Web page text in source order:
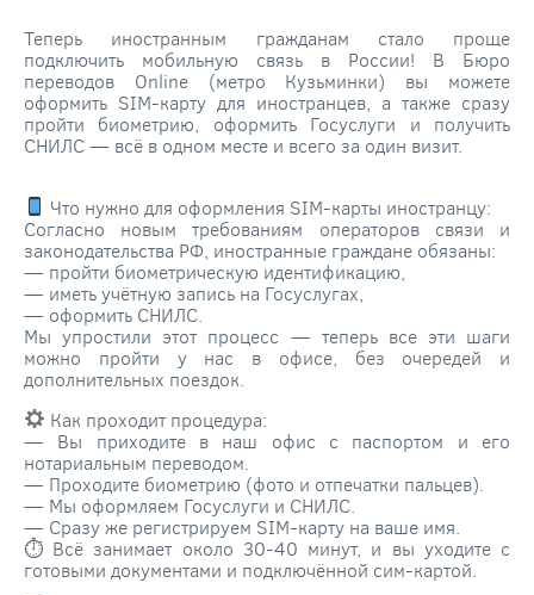
Теперь иностранным гражданам стало проще
подключить мобильную связь в России! В Бюро
переводов Online (метро Кузьминки) вы можете
оформить SIM-карту для иностранцев, а также сразу
пройти биометрию, оформить Госуслуги и получить
СНИЛС — всё в одном месте и всего за один визит.
Что нужно для оформления SIM-карты иностранцу:
Согласно новым требованиям операторов связи и
законодательства РФ, иностранные граждане обязаны:
— пройти биометрическую идентификацию,
— иметь учётную запись на Госуслугах,
— оформить СНИЛС.
Мы упростили этот процесс — теперь все эти шаги
можно пройти у нас в офисе, без очередей и
дополнительных поездок.
Как проходит процедура:
— Вы приходите в наш офис с паспортом и его
нотариальным переводом.
— Проходите биометрию (фото и отпечатки пальцев).
— Мы оформляем Госуслуги и СНИЛС.
— Сразу же регистрируем SIM-карту на ваше имя.
⏱ Всё занимает около 30-40 минут, и вы уходите с
готовыми документами и подключённой сим-картой.